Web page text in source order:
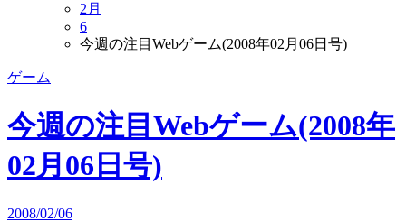
2月
6
今週の注目Webゲーム(2008年02月06日号)
ゲーム
今週の注目Webゲーム(2008年
02月06日号)
2008/02/06